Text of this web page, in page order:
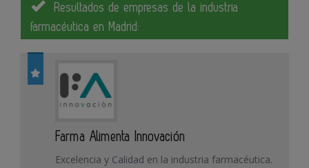
Resultados de empresas de la industria
farmacéutica en Madrid:
Farma Alimenta Innovación
Excelencia y Calidad en la industria farmacéutica.